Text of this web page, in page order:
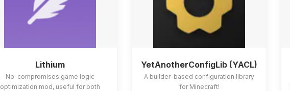
Lithium
No-compromises game logic
optimization mod, useful for both
YetAnotherConfigLib (YACL)
A builder-based configuration library
for Minecraft!